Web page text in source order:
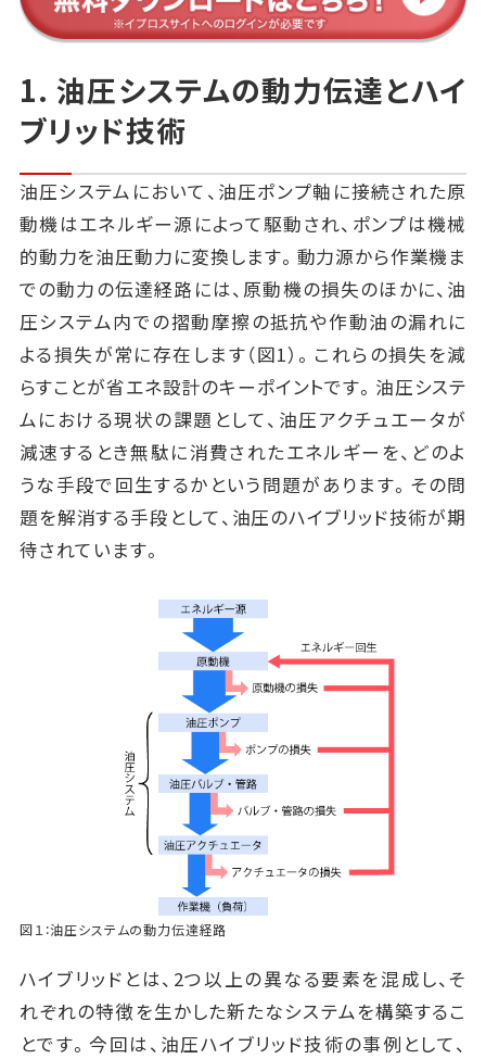
1. 油圧システムの動力伝達とハイ
ブリッド技術
油圧システムにおいて、油圧ポンプ軸に接続された原
動機はエネルギー源によって駆動され、ポンプは機械
的動力を油圧動力に変換します。動力源から作業機ま
での動力の伝達経路には、原動機の損失のほかに、油
圧システム内での摺動摩擦の抵抗や作動油の漏れに
よる損失が常に存在します（図1）。これらの損失を減
らすことが省エネ設計のキーポイントです。油圧システ
ムにおける現状の課題として、油圧アクチュエータが
減速するとき無駄に消費されたエネルギーを、どのよ
うな手段で回生するかという問題があります。その問
題を解消する手段として、油圧のハイブリッド技術が期
待されています。
図１：油圧システムの動力伝達経路
ハイブリッドとは、2つ以上の異なる要素を混成し、そ
れぞれの特徴を生かした新たなシステムを構築するこ
とです。今回は、油圧ハイブリッド技術の事例として、